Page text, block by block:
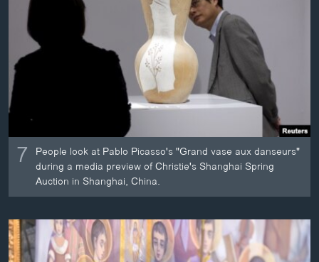
7 People look at Pablo Picasso's "Grand vase aux danseurs"
during a media preview of Christie's Shanghai Spring
Auction in Shanghai, China.